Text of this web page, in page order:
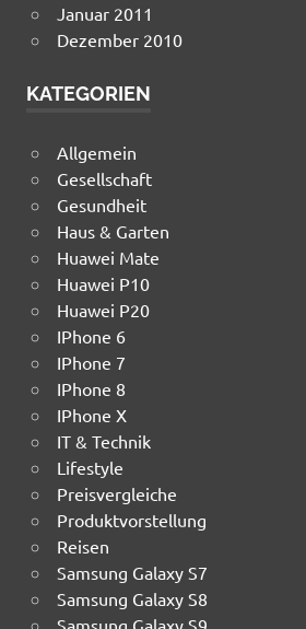
Januar 2011
Dezember 2010
KATEGORIEN
Allgemein
Gesellschaft
Gesundheit
Haus & Garten
Huawei Mate
Huawei P10
Huawei P20
IPhone 6
IPhone 7
IPhone 8
IPhone X
IT & Technik
Lifestyle
Preisvergleiche
Produktvorstellung
Reisen
Samsung Galaxy S7
Samsung Galaxy S8